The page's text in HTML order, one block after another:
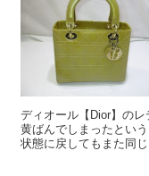
ディオール【Dior】の
黄ばんでしまったとい
状態に戻してもまた同